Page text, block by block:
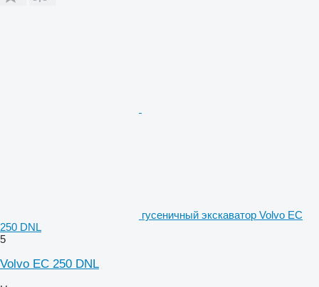
гусеничный экскаватор Volvo EC
250 DNL
5
Volvo EC 250 DNL